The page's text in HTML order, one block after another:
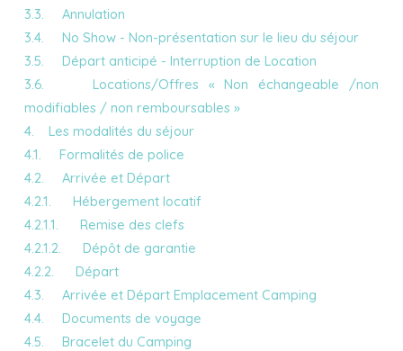
3.3. Annulation
3.4. No Show - Non-présentation sur le lieu du séjour
3.5. Départ anticipé - Interruption de Location
3.6. Locations/Offres « Non échangeable /non
modifiables / non remboursables »
4. Les modalités du séjour
4.1. Formalités de police
4.2. Arrivée et Départ
4.2.1. Hébergement locatif
4.2.1.1. Remise des clefs
4.2.1.2. Dépôt de garantie
4.2.2. Départ
4.3. Arrivée et Départ Emplacement Camping
4.4. Documents de voyage
4.5. Bracelet du Camping